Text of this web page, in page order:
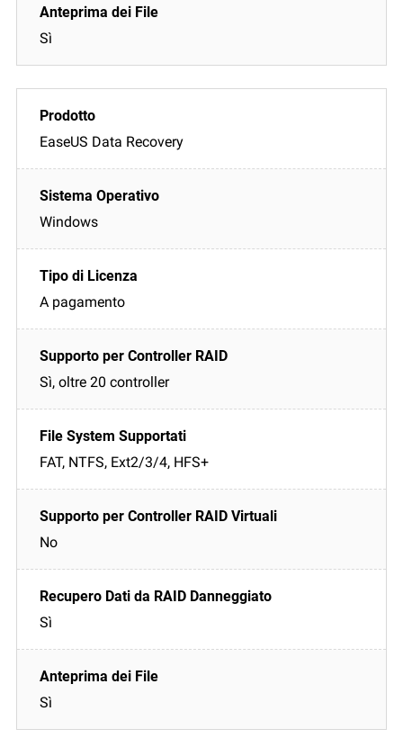
Sì
EaseUS Data Recovery
Windows
A pagamento
Sì, oltre 20 controller
FAT, NTFS, Ext2/3/4, HFS+
No
Sì
Sì